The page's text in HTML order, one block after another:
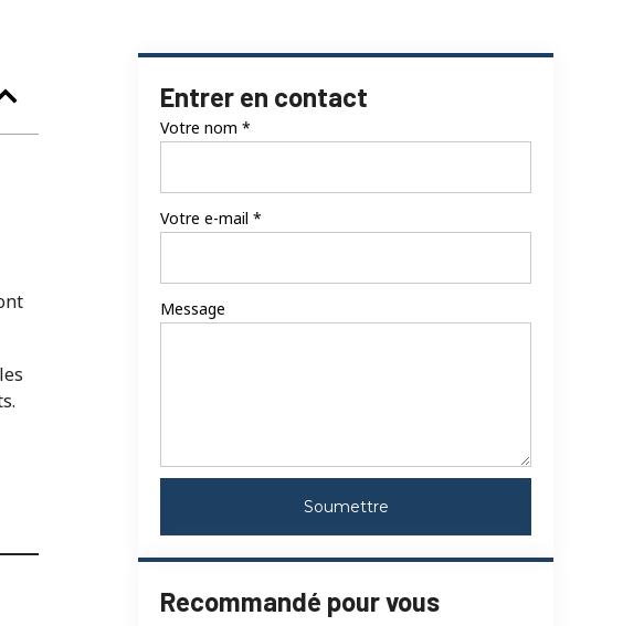
Entrer en contact
Votre nom *
Votre e-mail *
Message
Soumettre
Recommandé pour vous